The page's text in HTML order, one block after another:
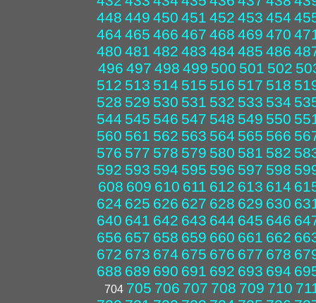
448 449 450 451 452 453 454
464 465 466 467 468 469 470
480 481 482 483 484 485 486
496 497 498 499 500 501 502
512 513 514 515 516 517 518
528 529 530 531 532 533 534
544 545 546 547 548 549 550
560 561 562 563 564 565 566
576 577 578 579 580 581 582
592 593 594 595 596 597 598
608 609 610 611 612 613 614
624 625 626 627 628 629 630
640 641 642 643 644 645 646
656 657 658 659 660 661 662
672 673 674 675 676 677 678
688 689 690 691 692 693 694
704 705 706 707 708 709 710